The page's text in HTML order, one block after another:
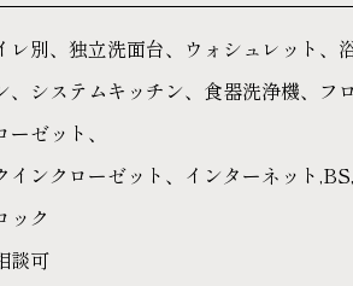
レ別、独立洗面台、ウォシュレット、
、システムキッチン、食器洗浄機、フ
ーゼット、
インクローゼット、インターネット
ック
談可